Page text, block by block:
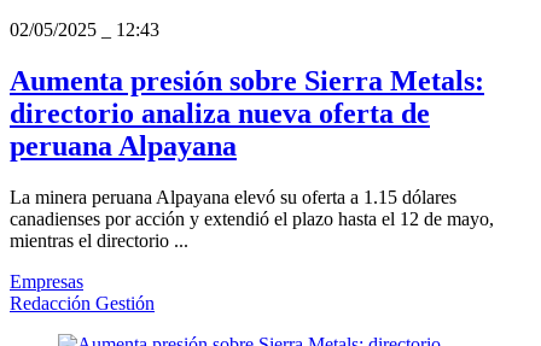
02/05/2025
12:43
Aumenta presión sobre Sierra Metals:
directorio analiza nueva oferta de
peruana Alpayana
La minera peruana Alpayana elevó su oferta a 1.15 dólares
canadienses por acción y extendió el plazo hasta el 12 de mayo,
mientras el directorio ...
Empresas
Redacción Gestión